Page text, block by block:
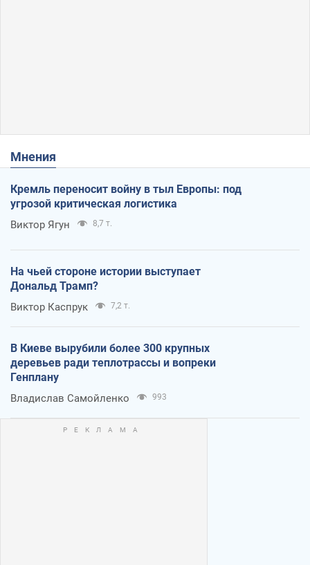
Мнения
Кремль переносит войну в тыл Европы: под
угрозой критическая логистика
Виктор Ягун 8,7 т.
На чьей стороне истории выступает
Дональд Трамп?
Виктор Каспрук 7,2 т.
В Киеве вырубили более 300 крупных
деревьев ради теплотрассы и вопреки
Генплану
Владислав Самойленко 993